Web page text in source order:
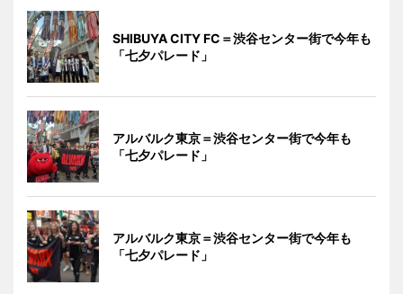
SHIBUYA CITY FC＝渋谷センター街で今年も
「七夕パレード」
アルバルク東京＝渋谷センター街で今年も
「七夕パレード」
アルバルク東京＝渋谷センター街で今年も
「七夕パレード」